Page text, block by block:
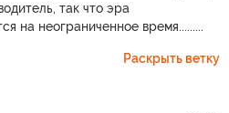
так что эра
на неограниченное время.........
Раскрыть ветку